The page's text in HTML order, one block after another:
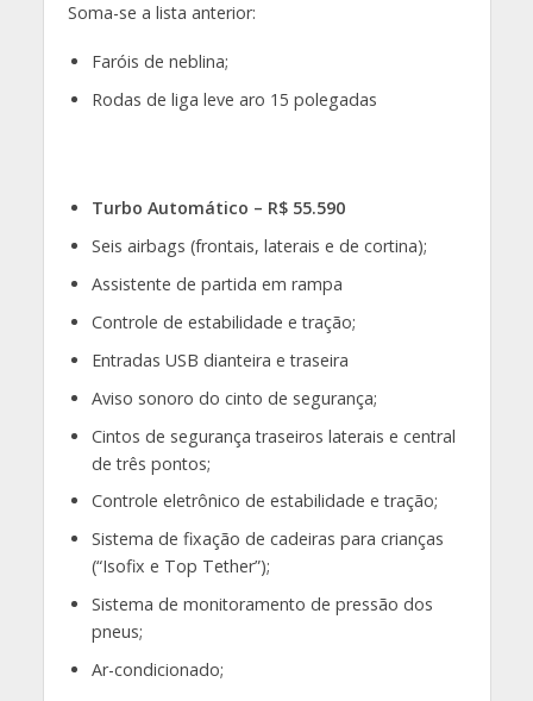
Soma-se a lista anterior:
Faróis de neblina;
Rodas de liga leve aro 15 polegadas
Turbo Automático – R$ 55.590
Seis airbags (frontais, laterais e de cortina);
Assistente de partida em rampa
Controle de estabilidade e tração;
Entradas USB dianteira e traseira
Aviso sonoro do cinto de segurança;
Cintos de segurança traseiros laterais e central
de três pontos;
Controle eletrônico de estabilidade e tração;
Sistema de fixação de cadeiras para crianças
(“Isofix e Top Tether”);
Sistema de monitoramento de pressão dos
pneus;
Ar-condicionado;